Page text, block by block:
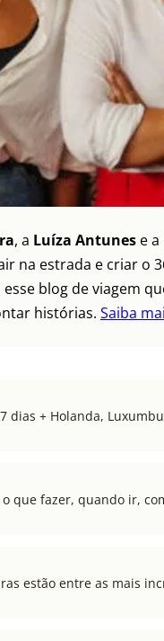
, a Luíza Antunes e a
na estrada e criar o
blog de viagem
histórias. Saiba
dias + Holanda,
que fazer, quando ir,
estão entre as mais